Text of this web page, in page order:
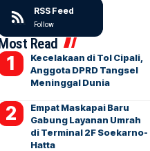
RSS Feed
Follow
Read
Kecelakaan di Tol Cipali,
Anggota DPRD Tangsel
Meninggal Dunia
Empat Maskapai Baru
Gabung Layanan Umrah
di Terminal 2F Soekarno-
Hatta